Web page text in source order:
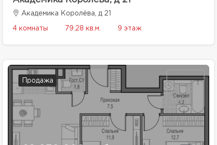
Академика Королёва, д 21
4 комнаты 79.28 кв.м. 9 этаж
Продажа